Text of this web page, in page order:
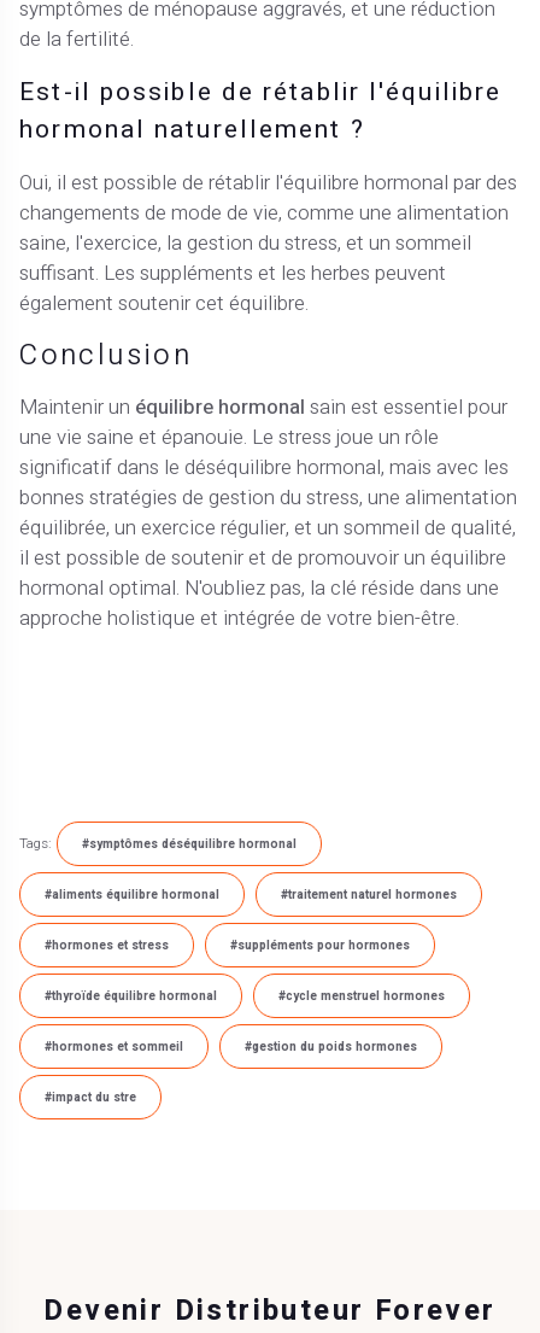
symptômes de ménopause aggravés, et une réduction
de la fertilité.
Est-il possible de rétablir l'équilibre
hormonal naturellement ?
Oui, il est possible de rétablir l'équilibre hormonal par des
changements de mode de vie, comme une alimentation
saine, l'exercice, la gestion du stress, et un sommeil
suffisant. Les suppléments et les herbes peuvent
également soutenir cet équilibre.
Conclusion
Maintenir un équilibre hormonal sain est essentiel pour
une vie saine et épanouie. Le stress joue un rôle
significatif dans le déséquilibre hormonal, mais avec les
bonnes stratégies de gestion du stress, une alimentation
équilibrée, un exercice régulier, et un sommeil de qualité,
il est possible de soutenir et de promouvoir un équilibre
hormonal optimal. N'oubliez pas, la clé réside dans une
approche holistique et intégrée de votre bien-être.
Tags: #symptômes déséquilibre hormonal
#aliments équilibre hormonal #traitement naturel hormones
#hormones et stress #suppléments pour hormones
#thyroïde équilibre hormonal #cycle menstruel hormones
#hormones et sommeil #gestion du poids hormones
#impact du stre
Devenir Distributeur Forever